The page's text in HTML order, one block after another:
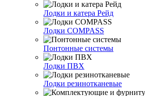
Лодки и катера Рейд
Лодки COMPASS
Понтонные системы
Лодки ПВХ
Лодки резинотканевые